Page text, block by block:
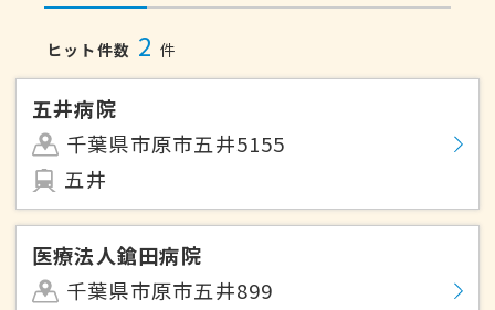
ヒット件数 2 件
五井病院
千葉県市原市五井5155
五井
医療法人鎗田病院
千葉県市原市五井899